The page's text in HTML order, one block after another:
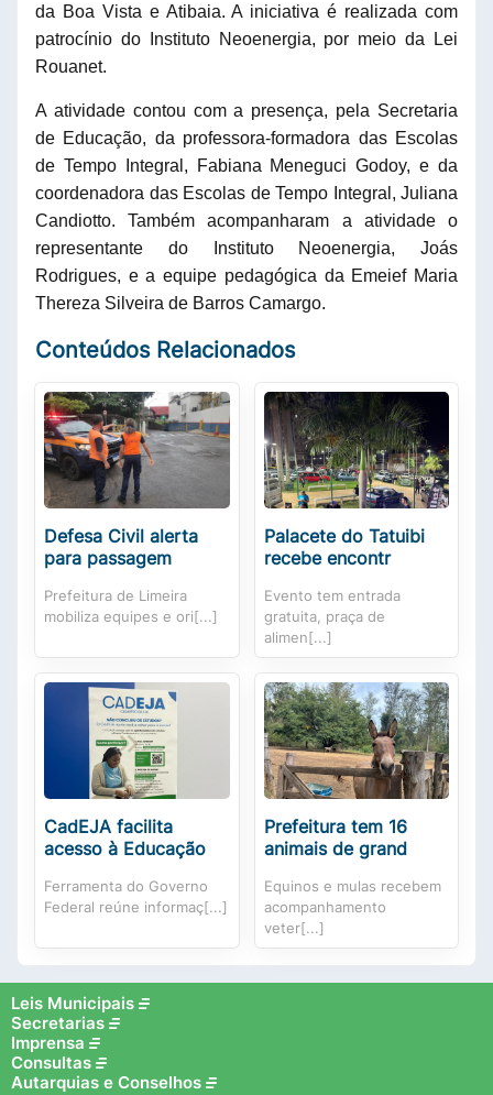
da Boa Vista e Atibaia. A iniciativa é realizada com
patrocínio do Instituto Neoenergia, por meio da Lei
Rouanet.
A atividade contou com a presença, pela Secretaria
de Educação, da professora-formadora das Escolas
de Tempo Integral, Fabiana Meneguci Godoy, e da
coordenadora das Escolas de Tempo Integral, Juliana
Candiotto. Também acompanharam a atividade o
representante do Instituto Neoenergia, Joás
Rodrigues, e a equipe pedagógica da Emeief Maria
Thereza Silveira de Barros Camargo.
Conteúdos Relacionados
Defesa Civil alerta
para passagem
Prefeitura de Limeira
mobiliza equipes e ori[...]
Palacete do Tatuibi
recebe encontr
Evento tem entrada
gratuita, praça de
alimen[...]
CadEJA facilita
acesso à Educação
Ferramenta do Governo
Federal reúne informaç[...]
Prefeitura tem 16
animais de grand
Equinos e mulas recebem
acompanhamento
veter[...]
Leis Municipais
Secretarias
Imprensa
Consultas
Autarquias e Conselhos